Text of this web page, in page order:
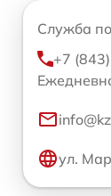
Служба
+7
ул.